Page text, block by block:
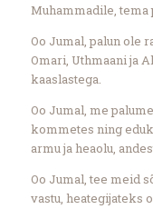
Muhammadile,
Oo Jumal, palun ole
Omari, Uthmaani ja
kaaslastega.
Oo Jumal, me
kommetes ning
armu ja heaolu,
Oo Jumal, tee meid
vastu, heategijateks